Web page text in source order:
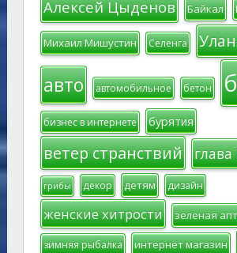
Алексей Цыденов Байкал
Михаил Мишустин Селенга
авто автомобильное бетон
бизнес в интернете бурятия
ветер странствий
грибы декор детям дизайн
женские хитрости зеленая
зимняя рыбалка интернет магазин